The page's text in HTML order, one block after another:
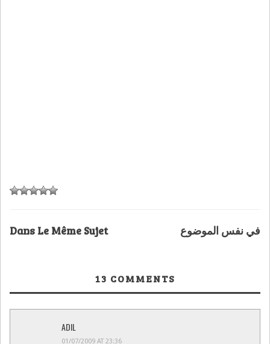
Dans Le Même Sujet في نفس الموضوع
13 COMMENTS
ADIL
01/07/2009 AT 23:36